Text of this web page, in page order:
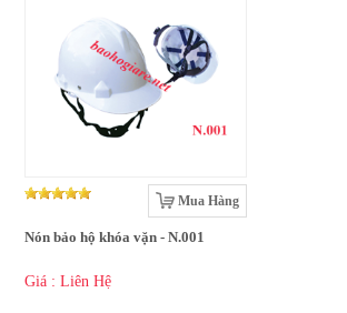
Mua Hàng
Nón bảo hộ khóa vặn - N.001
Giá : Liên Hệ